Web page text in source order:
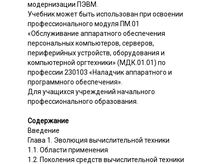
модернизации ПЭВМ.
Учебник может быть использован при освоении
профессионального модуля ПМ.01
«Обслуживание аппаратного обеспечения
персональных компьютеров, серверов,
периферийных устройств, оборудования и
компьютерной оргтехники» (МДК.01.01) по
профессии 230103 «Наладчик аппаратного и
программного обеспечения».
Для учащихся учреждений начального
профессионального образования.
Содержание
Введение
Глава 1. Эволюция вычислительной техники
1.1. Области применения
1.2. Поколения средств вычислительной техники